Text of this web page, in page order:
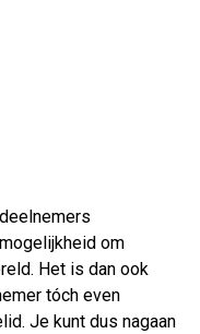
om
Het is dan ook
tóch even
Je kunt dus nagaan